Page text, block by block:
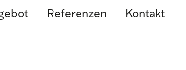
Referenzen Kontakt